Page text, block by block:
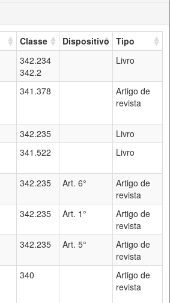
Classe Dispositivo Tipo
342.234
342.2
Livro
341.378
Artigo de
revista
342.235
Livro
341.522 Livro
342.235 Art. 6°
Artigo de
revista
342.235 Art. 1°
Artigo de
revista
342.235 Art. 5°
Artigo de
revista
340
Artigo de
revista